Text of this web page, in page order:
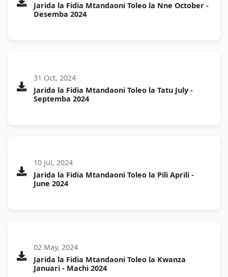
Jarida la Fidia Mtandaoni Toleo la Nne October -
Desemba 2024
31 Oct, 2024
Jarida la Fidia Mtandaoni Toleo la Tatu July -
Septemba 2024
10 Jul, 2024
Jarida la Fidia Mtandaoni Toleo la Pili Aprili -
June 2024
02 May, 2024
Jarida la Fidia Mtandaoni Toleo la Kwanza
Januari - Machi 2024